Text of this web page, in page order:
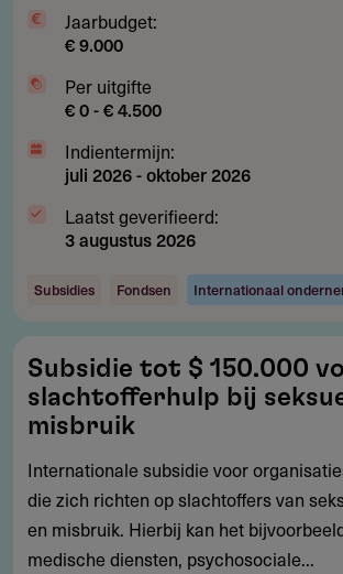
Jaarbudget:
€ 9.000
Per uitgifte
€ 0 - € 4.500
Indientermijn:
juli 2026-oktober 2026
Laatst geverifieerd:
3 augustus 2026
Subsidies Fondsen Internationaal
tot
$
150.000
voor
slachtofferhulp
bij
seksueel
Subsidie tot $ 150.000
slachtofferhulp bij
misbruik
Internationale subsidie voor
die zich richten op slachtoffers van
en misbruik. Hierbij kan het
medische diensten, psychosociale...